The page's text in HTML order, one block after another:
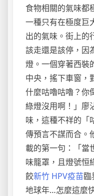
食物相關的氣味都
一種只有在極度巨
出的氣味。街上的
該走還是該停，因
燈。一個穿著西裝
中央，搖下車窗，
什麼咕嚕咕嚕？你
綠燈沒用啊！」廖
味，這種不祥的「
傳預言不謀而合。
載的第一句：「當
味籠罩，且燈號恒
餃新竹 HPV疫苗臨
地球年…怎麼這麼